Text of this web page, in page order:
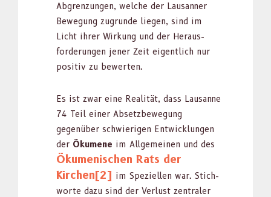
Abgren­zun­gen, welche der Lau­san­ner
Bewe­gung zugrunde liegen, sind im
Licht ihrer Wirkung und der Her­aus­
forderun­gen jen­er Zeit eigentlich nur
pos­i­tiv zu bew­erten.
Es ist zwar eine Real­ität, dass Lau­sanne
74 Teil ein­er Abset­zbe­we­gung
gegenüber schwieri­gen Entwick­lun­gen
der Ökumene im All­ge­meinen und des
Öku­menis­chen Rats der
Kirchen[2] im Speziellen war. Stich­
worte dazu sind der Ver­lust zen­traler